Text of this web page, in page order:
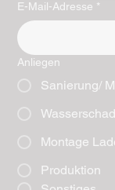
E-Mail-Adresse *
Anliegen
Sanierung/
Montage
Produktion